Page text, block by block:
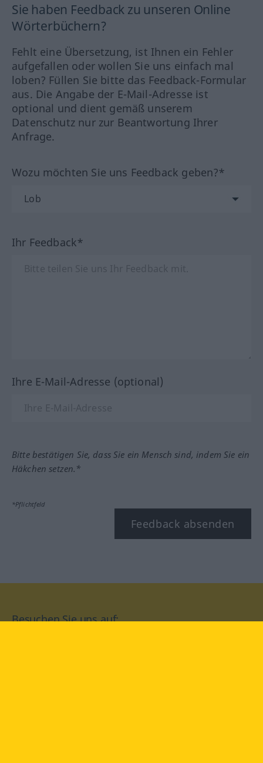
Sie haben Feedback zu unseren Online
Wörterbüchern?
Fehlt eine Übersetzung, ist Ihnen ein Fehler
aufgefallen oder wollen Sie uns einfach mal
loben? Füllen Sie bitte das Feedback-Formular
aus. Die Angabe der E-Mail-Adresse ist
optional und dient gemäß unserem
Datenschutz nur zur Beantwortung Ihrer
Anfrage.
Wozu möchten Sie uns Feedback geben?*
Ihr Feedback*
Ihre E-Mail-Adresse (optional)
Bitte bestätigen Sie, dass Sie ein Mensch sind, indem Sie ein
Häkchen setzen.*
*Pflichtfeld
Feedback absenden
Besuchen Sie uns auf: